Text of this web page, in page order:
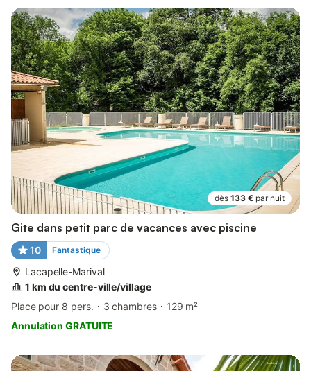
dès 133 € par nuit
Gite dans petit parc de vacances avec piscine
10 Fantastique
Lacapelle-Marival
1 km du centre-ville/village
Place pour 8 pers.
3 chambres
129 m²
Annulation GRATUITE